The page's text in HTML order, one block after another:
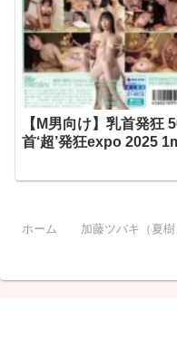
【M男向け】乳首発狂
首‘
ホーム 加藤ツバキ（夏樹